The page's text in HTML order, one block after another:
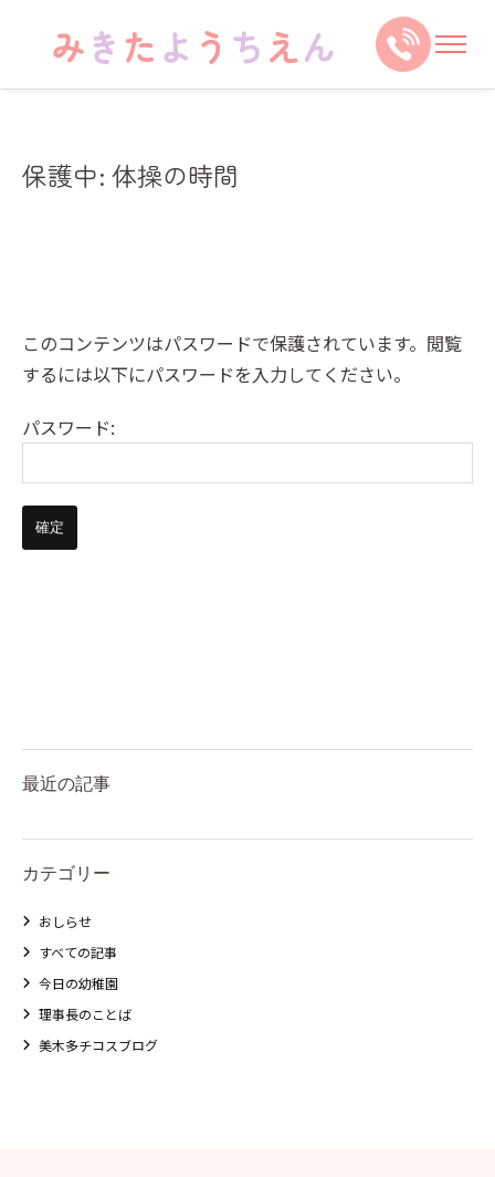
保護中: 体操の時間
このコンテンツはパスワードで保護されています。閲覧
するには以下にパスワードを入力してください。
パスワード:
最近の記事
カテゴリー
おしらせ
すべての記事
今日の幼稚園
理事長のことば
美木多チコスブログ